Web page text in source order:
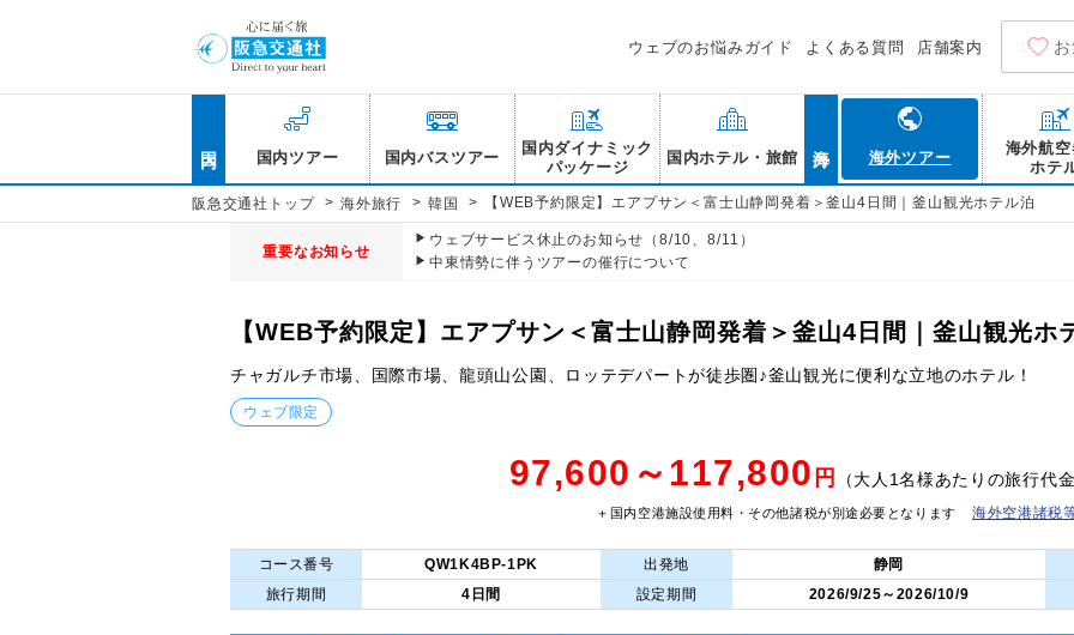
ウェブのお悩みガイド よくある質問 店舗案内
国内ツアー 国内バスツアー
国内ダイナミック
パッケージ
国内ホテル・旅館 海外ツアー
海外航空
ホテ
阪急交通社トップ > 海外旅行 > 韓国 > 【WEB予約限定】エアプサン＜富士山静岡発着＞釜山4日間｜釜山観光ホテル泊
重要なお知らせ
ウェブサービス休止のお知らせ（8/10、8/11）
中東情勢に伴うツアーの催行について
【WEB予約限定】エアプサン＜富士山静岡発着＞釜山4日間｜釜山観光ホ
チャガルチ市場、国際市場、龍頭山公園、ロッテデパートが徒歩圏♪釜山観光に便利な立地のホテル！
ウェブ限定
97,600～117,800 円 （大人1名様あたりの旅行代金
＋国内空港施設使用料・その他諸税が別途必要となります 海外空港諸税
コース番号 QW1K4BP-1PK 出発地 静岡
旅行期間
4日間 設定期間 2026/9/25～2026/10/9